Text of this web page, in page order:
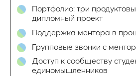
Портфолио: три
дипломный проект
Поддержка ментора в
Групповые звонки с
Доступ к сообществу
единомышленников